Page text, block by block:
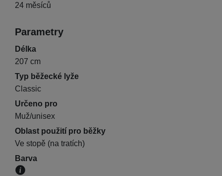
24 měsíců
Parametry
Délka
207 cm
Typ běžecké lyže
Classic
Určeno pro
Muž/unisex
Oblast použití pro běžky
Ve stopě (na tratích)
Barva